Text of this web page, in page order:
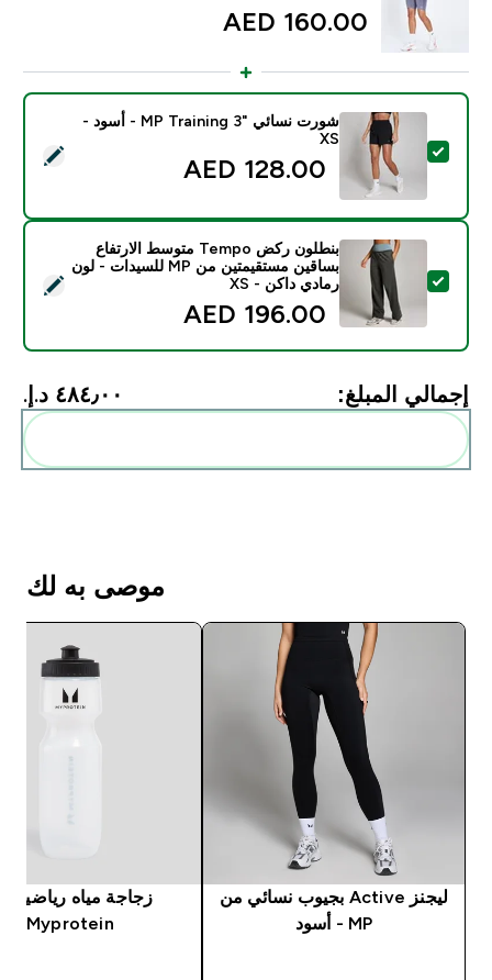
160.00 AED‎
تحديد هذا المنتج - شورت نسائي "MP Training 3 - أسود - XS
شورت نسائي "MP Training 3 - أسود -
XS
128.00 AED‎
تحديد هذا المنتج - بنطلون ركض Tempo متوسط الارتفاع بساقين مستقيمتين من MP للسيدات - لون رمادي داكن - XS
بنطلون ركض Tempo متوسط الارتفاع
بساقين مستقيمتين من MP للسيدات - لون
رمادي داكن - XS
196.00 AED‎
إجمالي المبلغ: ٤٨٤٫٠٠ د.إ.‏‎
موصى به لك
ليجنز Active بجيوب نسائي من
MP - أسود
زجاجة مياه رياضية
Myprotein